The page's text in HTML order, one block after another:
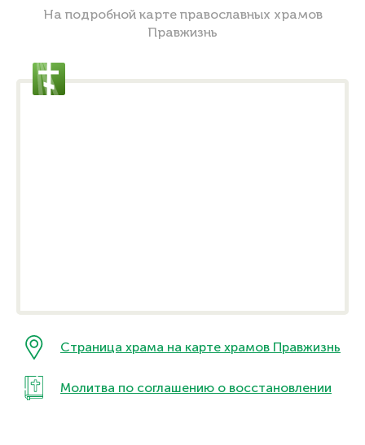
На подробной карте православных храмов
Правжизнь
Страница храма на карте храмов Правжизнь
Молитва по соглашению о восстановлении